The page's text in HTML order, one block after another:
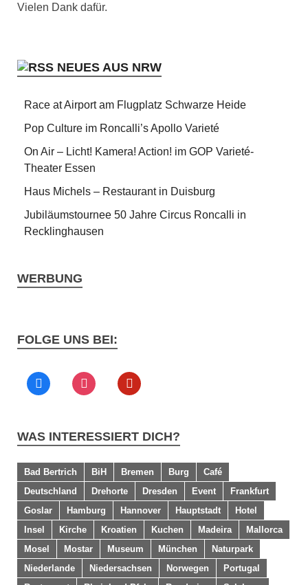
Vielen Dank dafür.
NEUES AUS NRW
Race at Airport am Flugplatz Schwarze Heide
Pop Culture im Roncalli’s Apollo Varieté
On Air – Licht! Kamera! Action! im GOP Varieté-
Theater Essen
Haus Michels – Restaurant in Duisburg
Jubiläumstournee 50 Jahre Circus Roncalli in
Recklinghausen
WERBUNG
FOLGE UNS BEI:
WAS INTERESSIERT DICH?
Bad Bertrich BiH Bremen Burg
Café
Deutschland
Drehorte Dresden Event
Frankfurt
Goslar
Hamburg Hannover Hauptstadt
Hotel
Insel
Kirche Kroatien Kuchen Madeira
Mallorca
Mosel
Mostar Museum München
Naturpark
Niederlande
Niedersachsen Norwegen
Portugal